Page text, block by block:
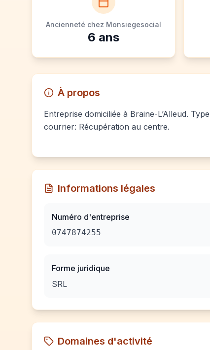
Ancienneté chez Monsiegesocial
6 ans
À propos
Entreprise domiciliée à Braine-L’Alleud.
courrier: Récupération au centre.
Informations légales
Numéro d'entreprise
0747874255
Forme juridique
SRL
Domaines d'activité